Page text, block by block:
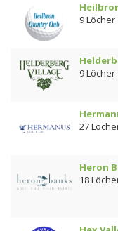
9 Löcher
9 Löcher
27
Heron
18